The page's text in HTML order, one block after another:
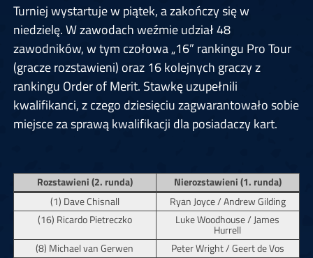
Turniej wystartuje w piątek, a zakończy się w
niedzielę. W zawodach weźmie udział 48
zawodników, w tym czołowa „16” rankingu Pro Tour
(gracze rozstawieni) oraz 16 kolejnych graczy z
rankingu Order of Merit. Stawkę uzupełnili
kwalifikanci, z czego dziesięciu zagwarantowało sobie
miejsce za sprawą kwalifikacji dla posiadaczy kart.
Rozstawieni (2. runda)
Nierozstawieni (1. runda)
(1) Dave Chisnall
Ryan Joyce / Andrew Gilding
(16) Ricardo Pietreczko
Luke Woodhouse / James
Hurrell
(8) Michael van Gerwen
Peter Wright / Geert de Vos